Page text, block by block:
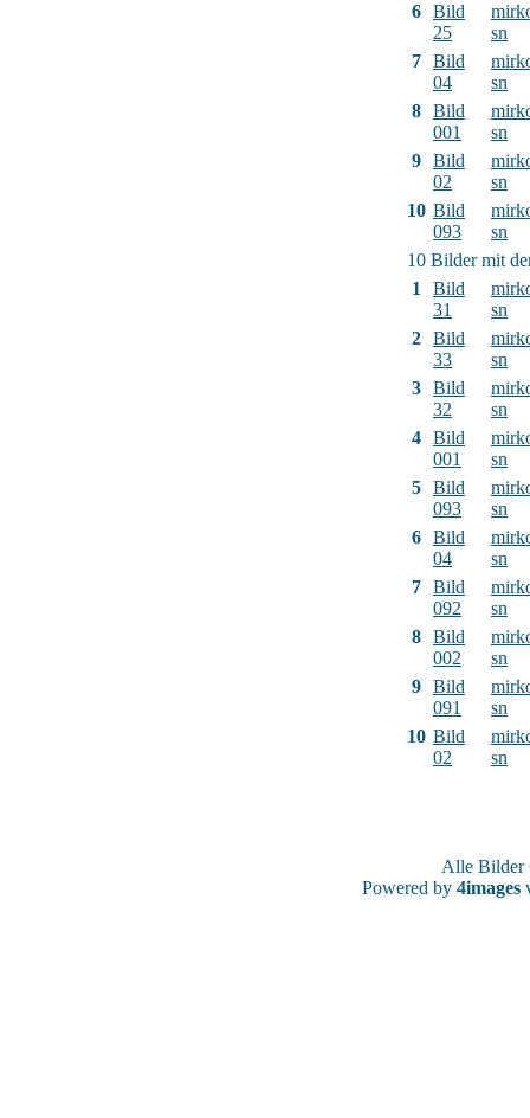
6 Bild
25
sn
7 Bild
04
sn
8 Bild
001
sn
9 Bild
02
sn
10 Bild
093
sn
10 Bilder mit
1
Bild
31
sn
2 Bild
33
sn
3 Bild
32
sn
4 Bild
001
sn
5 Bild
093
sn
6 Bild
04
sn
7 Bild
092
sn
8 Bild
002
sn
9 Bild
091
sn
10 Bild
02
sn
Alle
Powered by 4images